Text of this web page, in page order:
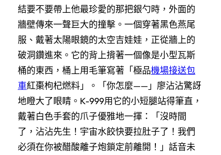
結要不要帶上他最珍愛的那把銀勺時，外面的
牆壁傳來一聲巨大的撞擊。一個穿著黑色燕尾
服、戴著太陽眼鏡的太空吉娃娃，正從牆上的
破洞鑽進來。它的背上揹著一個像是小型瓦斯
桶的東西，桶上用毛筆寫著「極品機場接送包
車紅棗枸杞燃料」。「你怎麼——」廖沾沾驚訝
地瞪大了眼睛。K-999用它的小短腿站得筆直，
戴著白色手套的爪子優雅地一揮：「沒時間
了，沾沾先生！宇宙水餃快要拉肚子了！我們
必須在你被醋酸離子炮鎖定前離開！」話音未